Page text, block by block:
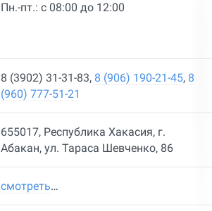
Пн.-пт.: с 08:00 до 12:00
8 (3902) 31-31-83, 8 (906) 190-21-45, 8
(960) 777-51-21
655017, Республика Хакасия, г.
Абакан, ул. Тараса Шевченко, 86
смотреть…